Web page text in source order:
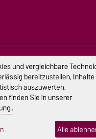
Impressum
Datenschutz
Barrierefreiheit
Cookie-Einstellungen
und vergleichbare
bereitzustellen,
auszuwerten.
finden Sie in unserer
.
Alle